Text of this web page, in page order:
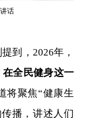
话
到，2026年，
全民健身这一
将聚焦“健康生
播，讲述人们